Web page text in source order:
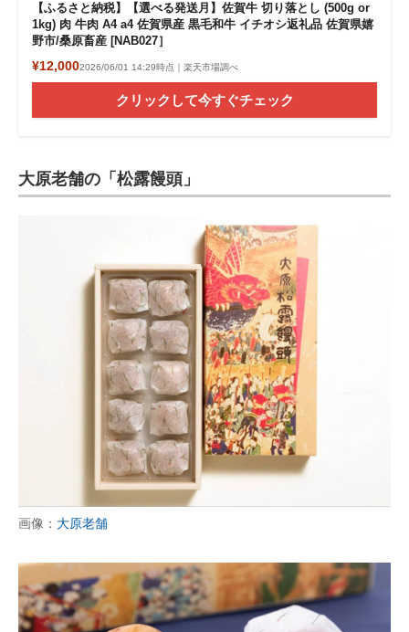
【ふるさと納税】【選べる発送月】佐賀牛 切り落とし (500g or
1kg) 肉 牛肉 A4 a4 佐賀県産 黒毛和牛 イチオシ返礼品 佐賀県嬉
野市/桑原畜産 [NAB027］
¥12,0002026/06/01 14:29時点｜楽天市場調べ
クリックして今すぐチェック
大原老舗の「松露饅頭」
画像： 大原老舗